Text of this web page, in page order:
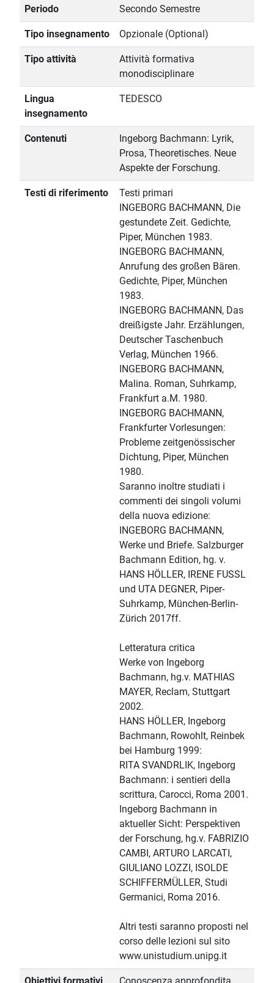
Periodo Secondo Semestre
Tipo insegnamento Opzionale (Optional)
Tipo attività
Attività formativa
monodisciplinare
Lingua
insegnamento
TEDESCO
Contenuti
Ingeborg Bachmann: Lyrik,
Prosa, Theoretisches. Neue
Aspekte der Forschung.
Testi di riferimento
Testi primari
INGEBORG BACHMANN, Die
gestundete Zeit. Gedichte,
Piper, München 1983.
INGEBORG BACHMANN,
Anrufung des großen Bären.
Gedichte, Piper, München
1983.
INGEBORG BACHMANN, Das
dreißigste Jahr. Erzählungen,
Deutscher Taschenbuch
Verlag, München 1966.
INGEBORG BACHMANN,
Malina. Roman, Suhrkamp,
Frankfurt a.M. 1980.
INGEBORG BACHMANN,
Frankfurter Vorlesungen:
Probleme zeitgenössischer
Dichtung, Piper, München
1980.
Saranno inoltre studiati i
commenti dei singoli volumi
della nuova edizione:
INGEBORG BACHMANN,
Werke und Briefe. Salzburger
Bachmann Edition, hg. v.
HANS HÖLLER, IRENE FUSSL
und UTA DEGNER, Piper-
Suhrkamp, München-Berlin-
Zürich 2017ff.
Letteratura critica
Werke von Ingeborg
Bachmann, hg.v. MATHIAS
MAYER, Reclam, Stuttgart
2002.
HANS HÖLLER, Ingeborg
Bachmann, Rowohlt, Reinbek
bei Hamburg 1999:
RITA SVANDRLIK, Ingeborg
Bachmann: i sentieri della
scrittura, Carocci, Roma 2001.
Ingeborg Bachmann in
aktueller Sicht: Perspektiven
der Forschung, hg.v. FABRIZIO
CAMBI, ARTURO LARCATI,
GIULIANO LOZZI, ISOLDE
SCHIFFERMÜLLER, Studi
Germanici, Roma 2016.
Altri testi saranno proposti nel
corso delle lezioni sul sito
www.unistudium.unipg.it